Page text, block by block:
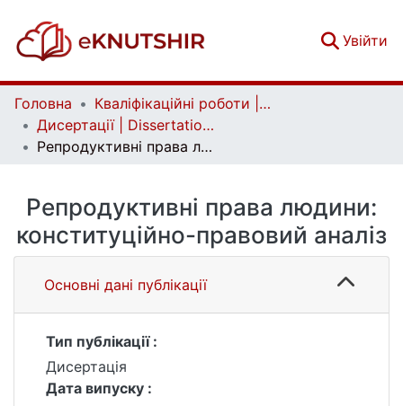
Увійти
Головна
Кваліфікаційні роботи | Qualifying works
Дисертації | Dissertations
Репродуктивні права людини: конституційно-правовий аналіз
Репродуктивні права людини:
конституційно-правовий аналіз
Основні дані публікації
Тип публікації :
Дисертація
Дата випуску :